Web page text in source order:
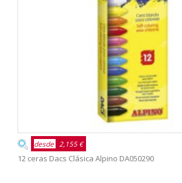
desde 2,155 €
12 ceras Dacs Clásica Alpino DA050290